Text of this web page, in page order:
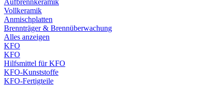
Aufbrennkeramik
Vollkeramik
Anmischplatten
Brennträger & Brennüberwachung
Alles anzeigen
KFO
KFO
Hilfsmittel für KFO
KFO-Kunststoffe
KFO-Fertigteile